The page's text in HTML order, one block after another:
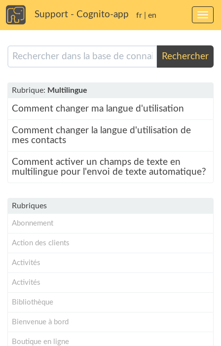
Support - Cognito-app fr en
Rechercher
Rubrique: Multilingue
Comment changer ma langue d'utilisation
Comment changer la langue d'utilisation de
mes contacts
Comment activer un champs de texte en
multilingue pour l'envoi de texte automatique?
Rubriques
Abonnement
Action des clients
Activités
Activités
Bibliothèque
Bienvenue à bord
Boutique en ligne